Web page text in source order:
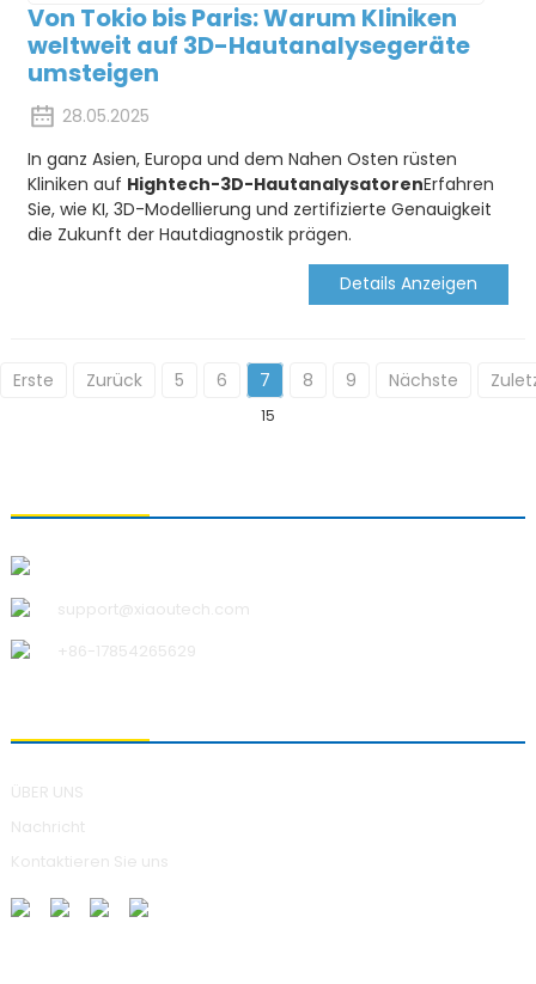
Von Tokio bis Paris: Warum Kliniken
weltweit auf 3D-Hautanalysegeräte
umsteigen
28.05.2025
In ganz Asien, Europa und dem Nahen Osten rüsten
Kliniken auf Hightech-3D-HautanalysatorenErfahren
Sie, wie KI, 3D-Modellierung und zertifizierte Genauigkeit
die Zukunft der Hautdiagnostik prägen.
Details Anzeigen
Erste Zurück 5 6 7 8 9 Nächste
15
support@xiaoutech.com
+86-17854265629
ÜBER UNS
Nachricht
Kontaktieren Sie uns